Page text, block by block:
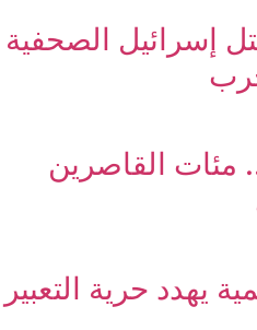
إسرائيل الصحفية
مئات القاصرين
يهدد حرية التعبير